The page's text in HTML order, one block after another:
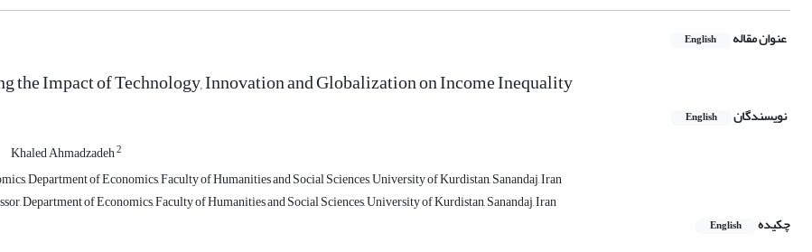
عنوان مقاله English
the Impact of Technology, Innovation and Globalization on Income Inequality
نویسندگان English
Khaled Ahmadzadeh2
Department of Economics, Faculty of Humanities and Social Sciences, University of Kurdistan, Sanandaj, Iran
Department of Economics, Faculty of Humanities and Social Sciences, University of Kurdistan, Sanandaj, Iran
چکیده
English